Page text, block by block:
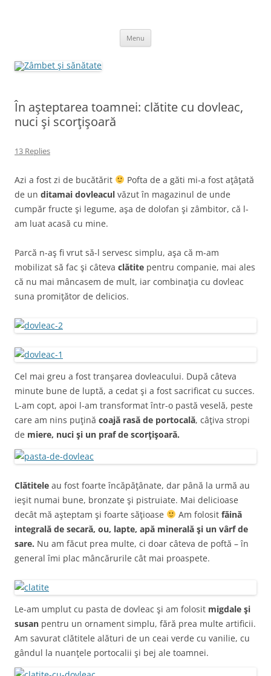
Menu
În aşteptarea toamnei: clătite cu dovleac,
nuci şi scorţişoară
13 Replies
Azi a fost zi de bucătărit
Pofta de a găti mi-a fost aţâţată
de un ditamai dovleacul văzut în magazinul de unde
cumpăr fructe şi legume, aşa de dolofan şi zâmbitor, că l-
am luat acasă cu mine.
Parcă n-aş fi vrut să-l servesc simplu, aşa că m-am
mobilizat să fac şi câteva clătite pentru companie, mai ales
că nu mai mâncasem de mult, iar combinaţia cu dovleac
suna promiţător de delicios.
Cel mai greu a fost tranşarea dovleacului. După câteva
minute bune de luptă, a cedat şi a fost sacrificat cu succes.
L-am copt, apoi l-am transformat într-o pastă veselă, peste
care am nins puţină coajă rasă de portocală, câţiva stropi
de miere, nuci şi un praf de scorţişoară.
Clătitele au fost foarte încăpăţânate, dar până la urmă au
ieşit numai bune, bronzate şi pistruiate. Mai delicioase
decât mă aşteptam şi foarte săţioase
Am folositfăină
integrală de secară, ou, lapte, apă minerală şi un vârf de
sare. Nu am făcut prea multe, ci doar câteva de poftă – în
general îmi plac mâncărurile cât mai proaspete.
Le-am umplut cu pasta de dovleac şi am folosit migdale şi
susan pentru un ornament simplu, fără prea multe artificii.
Am savurat clătitele alături de un ceai verde cu vanilie, cu
gândul la nuanţele portocalii şi bej ale toamnei.